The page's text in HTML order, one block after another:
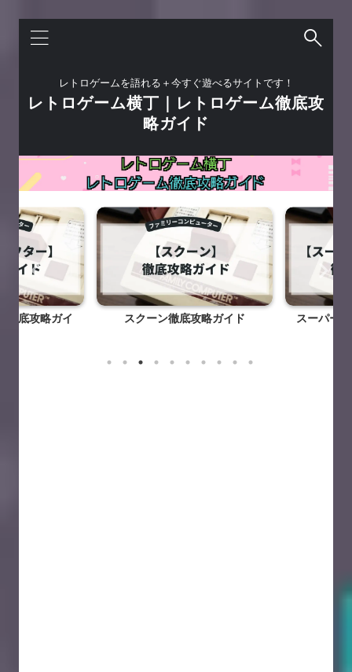
レトロゲームを語れる＋今すぐ遊べるサイトです！
レトロゲーム横丁｜レトロゲーム徹底攻
略ガイド
底攻略ガイ スクーン徹底攻略ガイド
スーパーチ